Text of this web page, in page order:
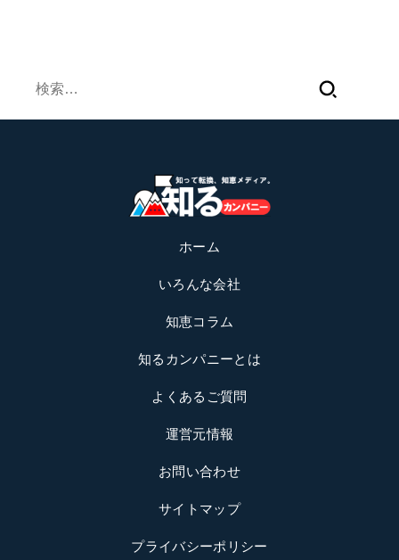
ホーム
いろんな会社
知恵コラム
知るカンパニーとは
よくあるご質問
運営元情報
お問い合わせ
サイトマップ
プライバシーポリシー